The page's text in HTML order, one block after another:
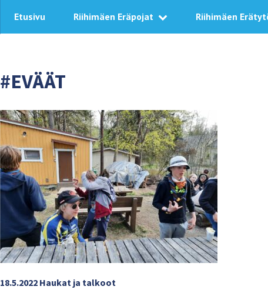
Etusivu Riihimäen Eräpojat Riihimäen
#EVÄÄT
18.5.2022 Haukat ja talkoot